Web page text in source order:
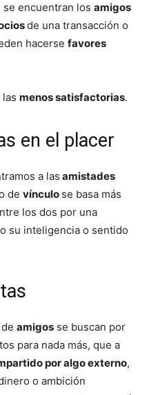
encuentran los amigos
de una transacción o
hacerse favores
menos satisfactorias.
en el placer
a las amistades
de vínculo se basa más
los dos por una
su inteligencia o sentido
amigos se buscan por
para nada más, que a
por algo externo,
o ambición